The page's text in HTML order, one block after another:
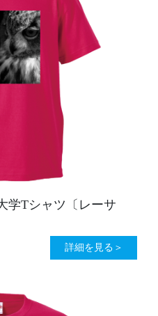
学Tシャツ〔レーサ
詳細を見る＞